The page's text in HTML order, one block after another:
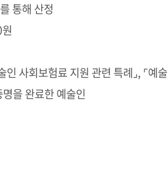
통해 산정
사회보험료 지원 관련 특례⌟, ⌜예술
을 완료한 예술인